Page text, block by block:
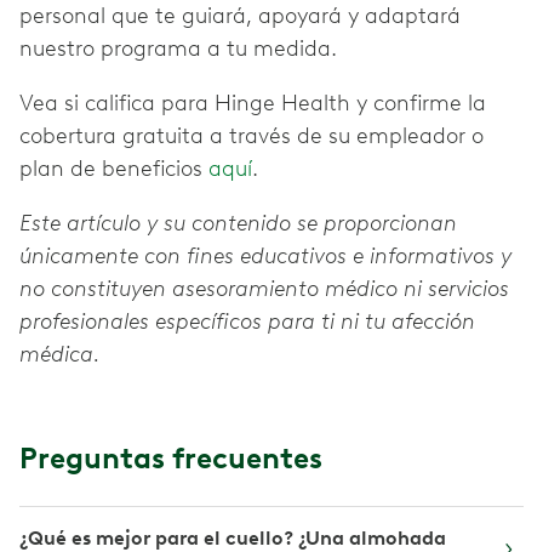
personal que te guiará, apoyará y adaptará
nuestro programa a tu medida.
Vea si califica para Hinge Health y confirme la
cobertura gratuita a través de su empleador o
plan de beneficios aquí.
Este artículo y su contenido se proporcionan
únicamente con fines educativos e informativos y
no constituyen asesoramiento médico ni servicios
profesionales específicos para ti ni tu afección
médica.
Preguntas frecuentes
¿Qué es mejor para el cuello? ¿Una almohada